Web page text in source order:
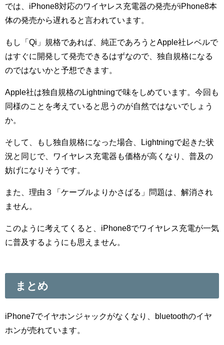
では、iPhone8対応のワイヤレス充電器の発売がiPhone8本
体の発売から遅れると言われています。
もし「Qi」規格であれば、純正であろうとApple社レベルで
はすぐに開発して発売できるはずなので、独自規格になる
のではないかと予想できます。
Apple社は独自規格のLightningで味をしめています。今回も
同様のことを考えていると思うのが自然ではないでしょう
か。
そして、もし独自規格になった場合、Lightningで起きた状
況と同じで、ワイヤレス充電器も価格が高くなり、普及の
妨げになりそうです。
また、理由３「ケーブルよりかさばる」問題は、解消され
ません。
このように考えてくると、iPhone8でワイヤレス充電が一気
に普及するようにも思えません。
まとめ
iPhone7でイヤホンジャックがなくなり、bluetoothのイヤ
ホンが売れています。